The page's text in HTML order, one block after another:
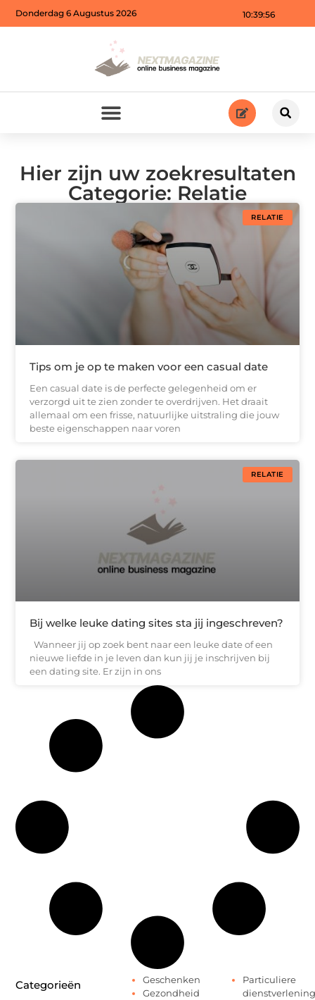
10:39:56
Donderdag 6 Augustus 2026
Hier zijn uw zoekresultaten
Categorie: Relatie
RELATIE
Tips om je op te maken voor een casual date
Een casual date is de perfecte gelegenheid om er
verzorgd uit te zien zonder te overdrijven. Het draait
allemaal om een frisse, natuurlijke uitstraling die jouw
beste eigenschappen naar voren
RELATIE
Bij welke leuke dating sites sta jij ingeschreven?
Wanneer jij op zoek bent naar een leuke date of een
nieuwe liefde in je leven dan kun jij je inschrijven bij
een dating site. Er zijn in ons
Categorieën
Geschenken
Gezondheid
Particuliere
dienstverlening